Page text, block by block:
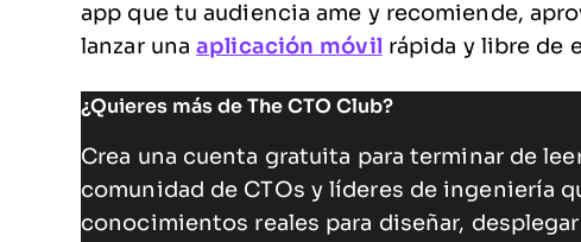
app que tu audiencia ame y recomiende,
lanzar unaaplicación móvil rápida y libre de
¿Quieres más de The CTO Club?
Crea una cuenta gratuita para terminar de
comunidad de CTOs y líderes de ingeniería
conocimientos reales para diseñar,